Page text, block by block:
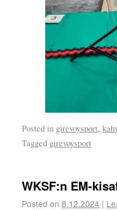
Posted in girevoysport,
Tagged girevoysport
WKSF:n EM-
Posted on 8.12.2024 |